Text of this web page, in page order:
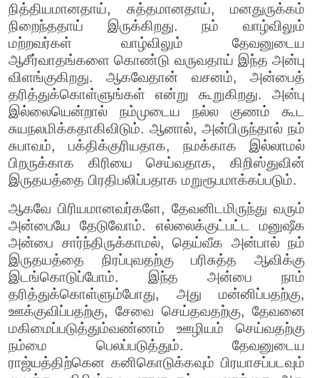
நித்தியமானதாய், சுத்தமானதாய், மனதுருக்கம்
நிறைந்ததாய் இருக்கிறது. நம் வாழ்விலும்
மற்றவர்கள் வாழ்விலும் தேவனுடைய
ஆசீர்வாதங்களை கொண்டு வருவதாய் இந்த அன்பு
விளங்குகிறது. ஆகவேதான் வசனம், அன்பைத்
தரித்துக்கொள்ளுங்கள் என்று கூறுகிறது. அன்பு
இல்லையென்றால் நம்முடைய நல்ல குணம் கூட
சுயநலமிக்கதாகிவிடும். ஆனால், அன்பிருந்தால் நம்
சுபாவம், பக்திக்குரியதாக, நமக்காக இல்லாமல்
பிறருக்காக கிரியை செய்வதாக, கிறிஸ்துவின்
இருதயத்தை பிரதிபலிப்பதாக மறுரூபமாக்கப்படும்.
ஆகவே பிரியமானவர்களே, தேவனிடமிருந்து வரும்
அன்பையே தேடுவோம். எல்லைக்குட்பட்ட மனுஷீக
அன்பை சார்ந்திருக்காமல், தெய்வீக அன்பால் நம்
இருதயத்தை நிரப்புவதற்கு பரிசுத்த ஆவிக்கு
இடங்கொடுப்போம். இந்த அன்பை நாம்
தரித்துக்கொள்ளும்போது, அது மன்னிப்பதற்கு,
ஊக்குவிப்பதற்கு, சேவை செய்தவதற்கு, தேவனை
மகிமைப்படுத்தும்வண்ணம் ஊழியம் செய்வதற்கு
நம்மை பெலப்படுத்தும். தேவனுடைய
ராஜ்யத்திற்கென கனிகொடுக்கவும் பிரயாசப்படவும்